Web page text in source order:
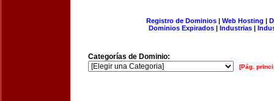
Registro de Dominios| Web Hosting |
Dominios Expirados | Industrias |
Categorías de Dominio:
[Pág.